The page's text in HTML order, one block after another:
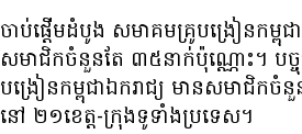
ចាប់​ផ្ដើម​ដំបូង សមាគម​គ្រូ​បង្រៀន​កម្ពុជ
សមាជិក​ចំនួន​តែ ៣៥​នាក់​ប៉ុណ្ណោះ។ បច្ចុ
បង្រៀន​កម្ពុជា​ឯករាជ្យ មាន​សមាជិក​ចំ
នៅ ២១​ខេត្ត-ក្រុង​ទូទាំង​ប្រទេស។